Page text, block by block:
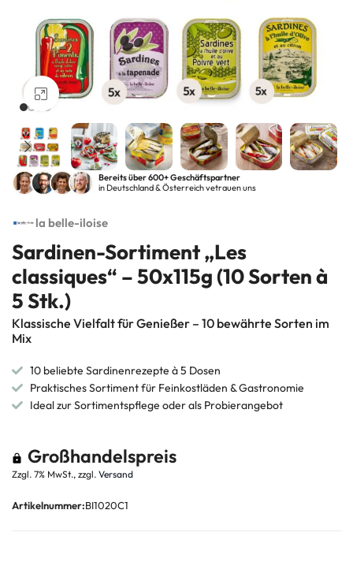
Klick zum Vergrößern
Bereits über 600+ Geschäftspartner
in Deutschland & Österreich vetrauen uns
la belle-iloise
Sardinen-Sortiment „Les
classiques“ – 50x115g (10 Sorten à
5 Stk.)
Klassische Vielfalt für Genießer – 10 bewährte Sorten im
Mix
10 beliebte Sardinenrezepte à 5 Dosen
Praktisches Sortiment für Feinkostläden & Gastronomie
Ideal zur Sortimentspflege oder als Probierangebot
Großhandelspreis
Zzgl. 7% MwSt., zzgl. Versand
Artikelnummer:BI1020C1